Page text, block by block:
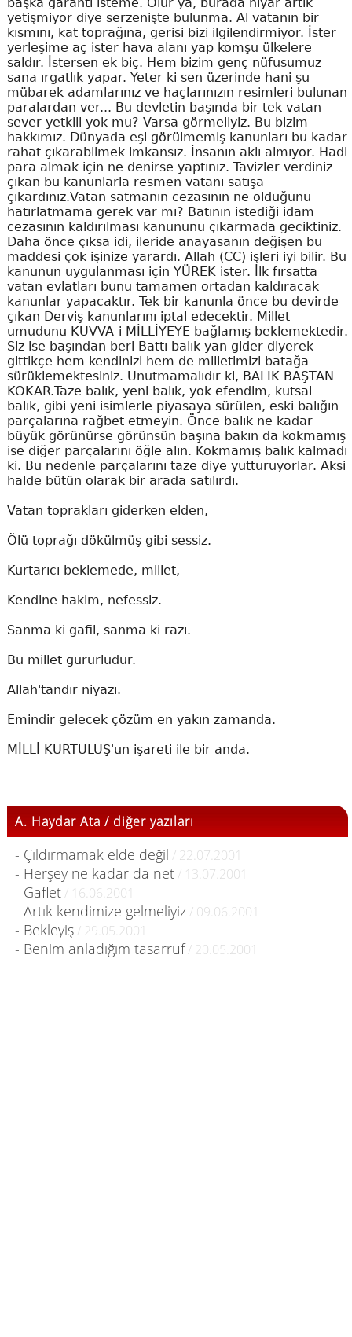
yetişmiyor diye serzenişte bulunma. Al vatanın bir
kısmını, kat toprağına, gerisi bizi ilgilendirmiyor. İster
yerleşime aç ister hava alanı yap komşu ülkelere
saldır. İstersen ek biç. Hem bizim genç nüfusumuz
sana ırgatlık yapar. Yeter ki sen üzerinde hani şu
mübarek adamlarınız ve haçlarınızın resimleri bulunan
paralardan ver... Bu devletin başında bir tek vatan
sever yetkili yok mu? Varsa görmeliyiz. Bu bizim
hakkımız. Dünyada eşi görülmemiş kanunları bu kadar
rahat çıkarabilmek imkansız. İnsanın aklı almıyor. Hadi
para almak için ne denirse yaptınız. Tavizler verdiniz
çıkan bu kanunlarla resmen vatanı satışa
çıkardınız.Vatan satmanın cezasının ne olduğunu
hatırlatmama gerek var mı? Batının istediği idam
cezasının kaldırılması kanununu çıkarmada geciktiniz.
Daha önce çıksa idi, ileride anayasanın değişen bu
maddesi çok işinize yarardı. Allah (CC) işleri iyi bilir. Bu
kanunun uygulanması için YÜREK ister. İlk fırsatta
vatan evlatları bunu tamamen ortadan kaldıracak
kanunlar yapacaktır. Tek bir kanunla önce bu devirde
çıkan Derviş kanunlarını iptal edecektir. Millet
umudunu KUVVA-i MİLLİYEYE bağlamış beklemektedir.
Siz ise başından beri Battı balık yan gider diyerek
gittikçe hem kendinizi hem de milletimizi batağa
sürüklemektesiniz. Unutmamalıdır ki, BALIK BAŞTAN
KOKAR.Taze balık, yeni balık, yok efendim, kutsal
balık, gibi yeni isimlerle piyasaya sürülen, eski balığın
parçalarına rağbet etmeyin. Önce balık ne kadar
büyük görünürse görünsün başına bakın da kokmamış
ise diğer parçalarını öğle alın. Kokmamış balık kalmadı
ki. Bu nedenle parçalarını taze diye yutturuyorlar. Aksi
halde bütün olarak bir arada satılırdı.
Vatan toprakları giderken elden,
Ölü toprağı dökülmüş gibi sessiz.
Kurtarıcı beklemede, millet,
Kendine hakim, nefessiz.
Sanma ki gafil, sanma ki razı.
Bu millet gururludur.
Allah'tandır niyazı.
Emindir gelecek çözüm en yakın zamanda.
MİLLİ KURTULUŞ'un işareti ile bir anda.
A. Haydar Ata / diğer yazıları
- Çıldırmamak elde değil / 22.07.2001
- Herşey ne kadar da net/ 13.07.2001
- Gaflet/ 16.06.2001
- Artık kendimize gelmeliyiz/ 09.06.2001
- Bekleyiş/ 29.05.2001
- Benim anladığım tasarruf/ 20.05.2001